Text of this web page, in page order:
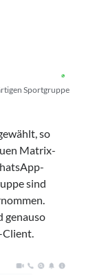
Sportgruppe
so
Matrix-
sind
genauso
Client.